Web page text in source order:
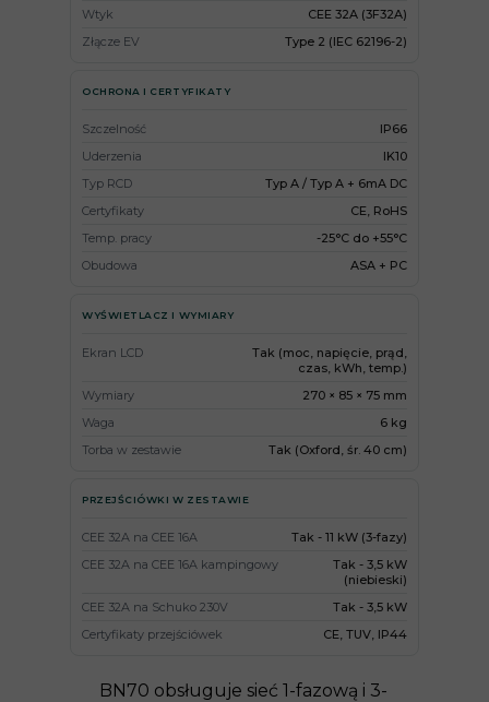
Wtyk
CEE 32A (3F32A)
Złącze EV
Type 2 (IEC 62196-2)
OCHRONA I CERTYFIKATY
Szczelność
IP66
Uderzenia
IK10
Typ RCD
Typ A / Typ A + 6mA DC
Certyfikaty
CE, RoHS
Temp. pracy
-25°C do +55°C
Obudowa
ASA + PC
WYŚWIETLACZ I WYMIARY
Ekran LCD
Tak (moc, napięcie, prąd,
czas, kWh, temp.)
Wymiary
270 × 85 × 75 mm
Waga
6 kg
Torba w zestawie
Tak (Oxford, śr. 40 cm)
PRZEJŚCIÓWKI W ZESTAWIE
CEE 32A na CEE 16A
Tak - 11 kW (3-fazy)
CEE 32A na CEE 16A kampingowy
Tak - 3,5 kW
(niebieski)
CEE 32A na Schuko 230V
Tak - 3,5 kW
Certyfikaty przejściówek
CE, TUV, IP44
BN70 obsługuje sieć 1-fazową i 3-